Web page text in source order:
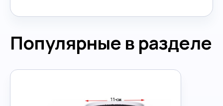
Популярные в разделе